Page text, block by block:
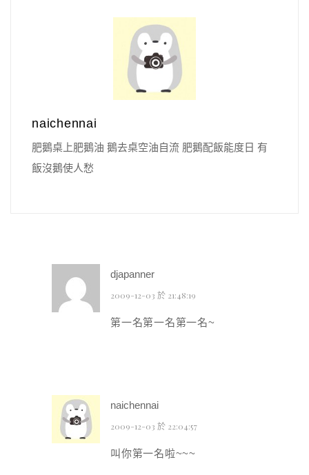
naichennai
肥鵝桌上肥鵝油 鵝去桌空油自流 肥鵝配飯能度日 有
飯沒鵝使人愁
djapanner
2009-12-03 於 21:48:19
第一名第一名第一名~
naichennai
2009-12-03 於 22:04:57
叫你第一名啦~~~